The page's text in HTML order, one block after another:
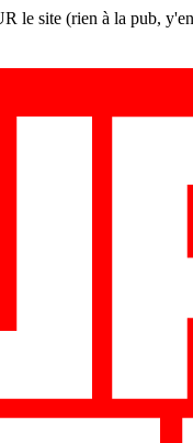
le site (rien à la pub,